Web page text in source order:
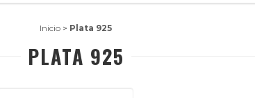
Inicio > Plata 925
PLATA 925